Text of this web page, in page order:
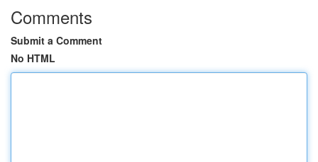
Comments
Submit a Comment
No HTML